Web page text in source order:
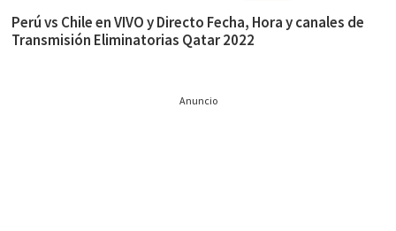
Perú vs Chile en VIVO y Directo Fecha, Hora y canales de
Transmisión Eliminatorias Qatar 2022
Anuncio